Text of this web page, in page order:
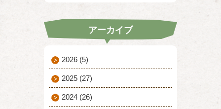
アーカイブ
2026 (5)
2025 (27)
2024 (26)